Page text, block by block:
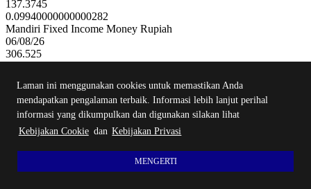
Laman ini menggunakan cookies untuk memastikan Anda
mendapatkan pengalaman terbaik. Informasi lebih lanjut perihal
informasi yang dikumpulkan dan digunakan silakan lihat
Kebijakan Cookie dan Kebijakan Privasi
MENGERTI
137.3745
0.09940000000000282
Mandiri Fixed Income Money Rupiah
06/08/26
306.525
06/08/26
75.0559
0.41030000000000655